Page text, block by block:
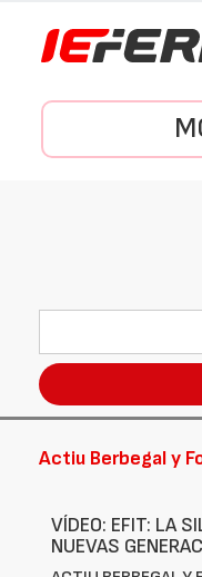
Actiu Berbegal y
VÍDEO: EFIT: LA
NUEVAS